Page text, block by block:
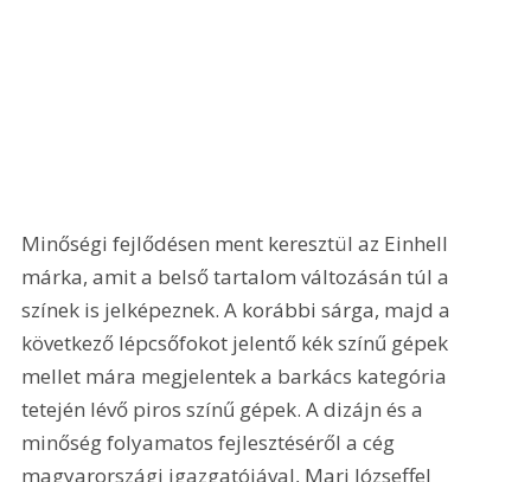
Minőségi fejlődésen ment keresztül az Einhell
márka, amit a belső tartalom változásán túl a
színek is jelképeznek. A korábbi sárga, majd a
következő lépcsőfokot jelentő kék színű gépek
mellet mára megjelentek a barkács kategória
tetején lévő piros színű gépek. A dizájn és a
minőség folyamatos fejlesztéséről a cég
magyarországi igazgatójával, Mari Józseffel